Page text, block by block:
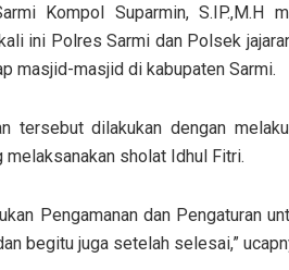
Kompol Suparmin, S.IP.,M.H
ini Polres Sarmi dan Polsek
masjid-masjid di kabupaten Sarmi.
tersebut dilakukan dengan
melaksanakan sholat Idhul Fitri.
Pengamanan dan Pengaturan
begitu juga setelah selesai,”